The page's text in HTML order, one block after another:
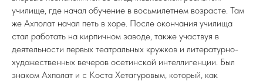
училище, где начал обучение в восьмилетнем возрасте. Там
же Ахполат начал петь в хоре. После окончания училища
стал работать на кирпичном заводе, также участвуя в
деятельности первых театральных кружков и литературно-
художественных вечеров осетинской интеллигенции. Был
знаком Ахполат и с Коста Хетагуровым, который, как